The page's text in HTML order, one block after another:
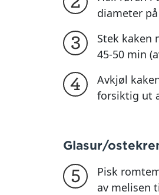
diameter
3
Stek kaken
45-50 min
4
Avkjøl
forsiktig ut
Glasur/
5
Pisk
av melisen